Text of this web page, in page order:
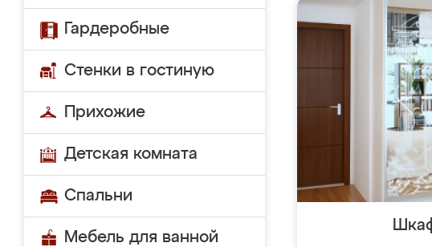
Гардеробные
Стенки в гостиную
Прихожие
Детская комната
Спальни
Мебель для ванной